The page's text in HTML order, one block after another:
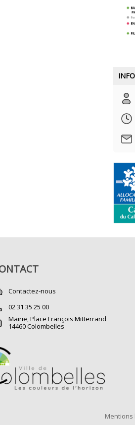
Contactez-nous
02 31 35 25 00
Mairie, Place François Mitterrand
14460 Colombelles
Mentions